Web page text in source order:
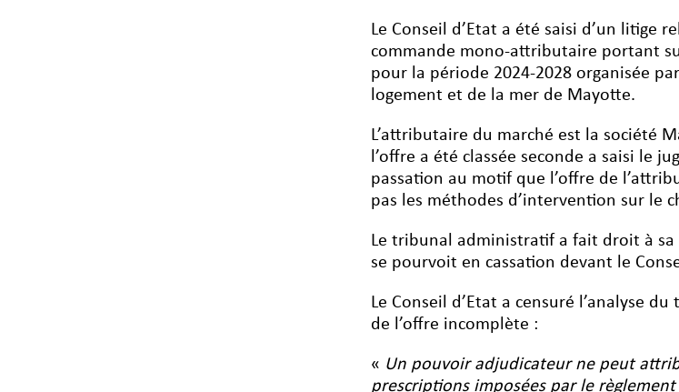
Le Conseil d’Etat a été saisi d’un litige
commande mono-attributaire portant
pour la période 2024-2028 organisée
logement et de la mer de Mayotte.
L’attributaire du marché est la société
l’offre a été classée seconde a saisi le
passation au motif que l’offre de
pas les méthodes d’intervention sur le
Le tribunal administratif a fait droit à sa
se pourvoit en cassation devant le
Le Conseil d’Etat a censuré l’analyse
de l’offre incomplète :
« Un pouvoir adjudicateur ne peut
prescriptions imposées par le